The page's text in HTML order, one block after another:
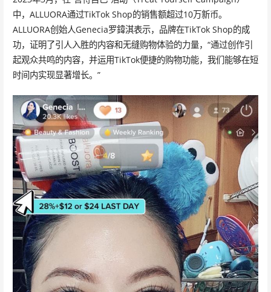
中，ALLUORA通过TikTok Shop的销售额超过10万新币。
ALLUORA创始人Genecia罗鍏淇表示，品牌在TikTok Shop的成
功，证明了引人入胜的内容和无缝购物体验的力量，“通过创作引
起观众共鸣的内容，并运用TikTok便捷的购物功能，我们能够在短
时间内实现显著增长。”